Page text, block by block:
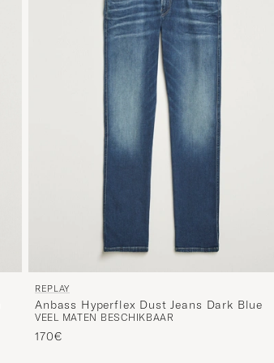
REPLAY
Anbass Hyperflex Dust Jeans Dark Blue
VEEL MATEN BESCHIKBAAR
170€